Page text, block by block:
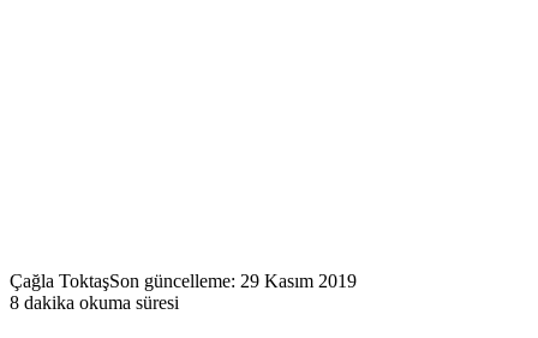
Çağla ToktaşSon güncelleme: 29 Kasım 2019
8 dakika okuma süresi